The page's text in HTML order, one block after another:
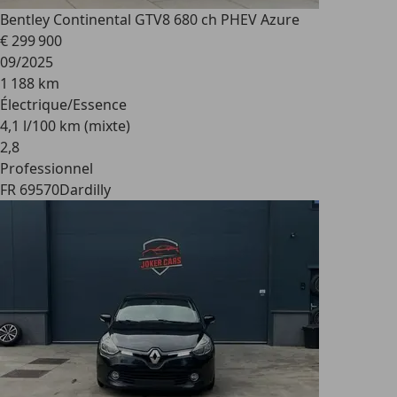
Bentley Continental GTV8 680 ch PHEV Azure
€ 299 900
09/2025
1 188 km
Électrique/Essence
4,1 l/100 km (mixte)
2,8
Professionnel
FR 69570Dardilly